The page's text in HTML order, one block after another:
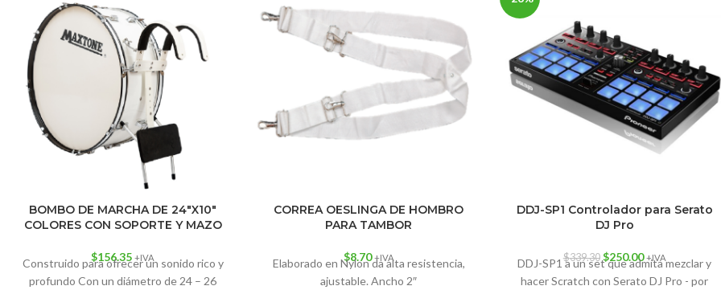
BOMBO DE MARCHA DE 24″X10″
COLORES CON SOPORTE Y MAZO
$156.35 +IVA
Construido para ofrecer un sonido rico y
profundo Con un diámetro de 24 – 26
CORREA OESLINGA DE HOMBRO
PARA TAMBOR
$8.70 +IVA
Elaborado en Nylon da alta resistencia,
ajustable. Ancho 2″
DDJ-SP1 Controlador para Serato
DJ Pro
$339.30 $250.00 +IVA
DDJ-SP1 a un set que admita mezclar y
hacer Scratch con Serato DJ Pro - por